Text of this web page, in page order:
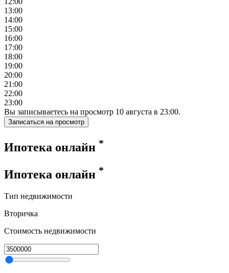
13:00
14:00
15:00
16:00
17:00
18:00
19:00
20:00
21:00
22:00
23:00
Вы записываетесь на просмотр 10 августа в 23:00.
Записаться на просмотр
Ипотека онлайн *
Ипотека онлайн *
Тип недвижимости
Вторичка
Стоимость недвижимости